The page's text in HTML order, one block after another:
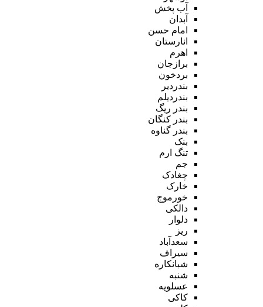
آب پخش
آبدان
امام حسن
انارستان
اهرم
برازجان
بردخون
بندردیر
بندردیلم
بندر ریگ
بندر کنگان
بندر گناوه
بنک
تنگ ارم
جم
چغادک
خارک
خورموج
دالکی
دلوار
ریز
سعدآباد
سیراف
شبانکاره
شنبه
عسلویه
کاکی